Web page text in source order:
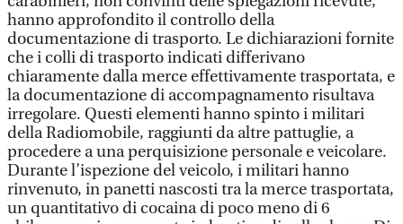
hanno approfondito il controllo della
documentazione di trasporto. Le dichiarazioni fornite
che i colli di trasporto indicati differivano
chiaramente dalla merce effettivamente trasportata, e
la documentazione di accompagnamento risultava
irregolare. Questi elementi hanno spinto i militari
della Radiomobile, raggiunti da altre pattuglie, a
procedere a una perquisizione personale e veicolare.
Durante l’ispezione del veicolo, i militari hanno
rinvenuto, in panetti nascosti tra la merce trasportata,
un quantitativo di cocaina di poco meno di 6